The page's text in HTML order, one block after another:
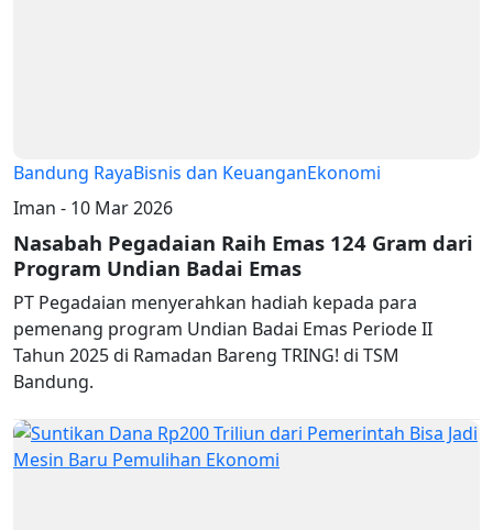
Bandung RayaBisnis dan KeuanganEkonomi
Iman - 10 Mar 2026
Nasabah Pegadaian Raih Emas 124 Gram dari
Program Undian Badai Emas
PT Pegadaian menyerahkan hadiah kepada para
pemenang program Undian Badai Emas Periode II
Tahun 2025 di Ramadan Bareng TRING! di TSM
Bandung.